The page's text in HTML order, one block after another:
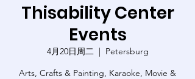
Thisability Center
Events
4月20日周二
  |
Petersburg
Arts, Crafts & Painting, Karaoke, Movie &